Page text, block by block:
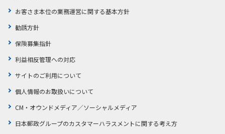
お客さま本位の業務運営に関する基本方針
勧誘方針
保険募集指針
利益相反管理への対応
サイトのご利用について
個人情報のお取扱いについて
CM・オウンドメディア／ソーシャルメディア
日本郵政グループのカスタマーハラスメントに関する考え方